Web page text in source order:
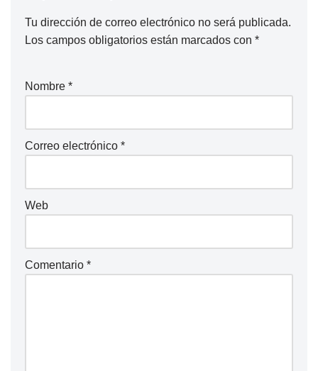
Tu dirección de correo electrónico no será publicada.
Los campos obligatorios están marcados con *
Nombre *
Correo electrónico *
Web
Comentario *